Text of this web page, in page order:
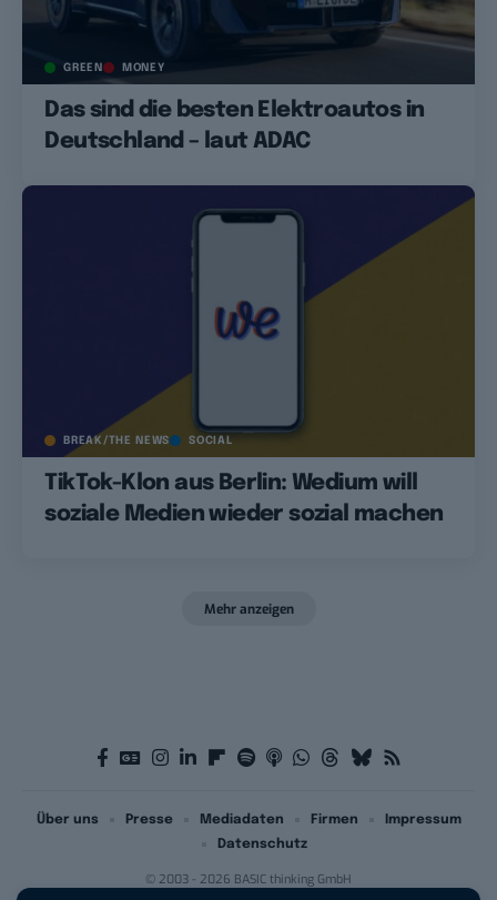
GREEN MONEY
Das sind die besten Elektroautos in
Deutschland – laut ADAC
BREAK/THE NEWS SOCIAL
TikTok-Klon aus Berlin: Wedium will
soziale Medien wieder sozial machen
Mehr anzeigen
© 2003 - 2026 BASIC thinking GmbH
Über uns Presse Mediadaten Firmen
Impressum
Datenschutz